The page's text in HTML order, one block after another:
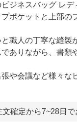
ビジネスバッグ レデ
ポケットと上部の
職人の丁寧な縫製
ありながら、書類
や会議など様々な
文確定から7~28日